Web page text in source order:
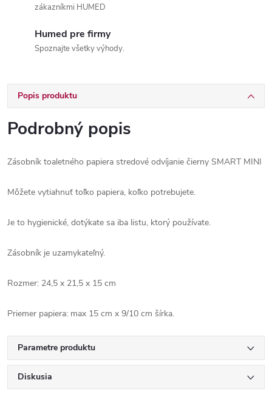
zákazníkmi HUMED
Humed pre firmy
Spoznajte všetky výhody.
Popis produktu
Podrobný popis
Zásobník toaletného papiera stredové odvíjanie čierny SMART MINI
Môžete vytiahnuť toľko papiera, koľko potrebujete.
Je to hygienické, dotýkate sa iba listu, ktorý používate.
Zásobník je uzamykateľný.
Rozmer: 24,5 x 21,5 x 15 cm
Priemer papiera: max 15 cm x 9/10 cm šírka.
Parametre produktu
Diskusia